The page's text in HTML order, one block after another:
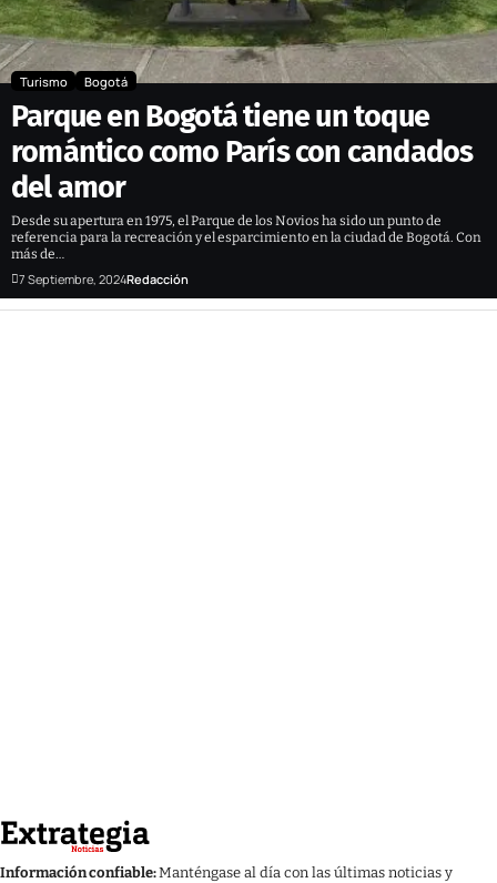
Turismo Bogotá
Parque en Bogotá tiene un toque
romántico como París con candados
del amor
Desde su apertura en 1975, el Parque de los Novios ha sido un punto de
referencia para la recreación y el esparcimiento en la ciudad de Bogotá. Con
más de…
7 Septiembre, 2024Redacción
Información confiable:Manténgase al día con las últimas noticias y